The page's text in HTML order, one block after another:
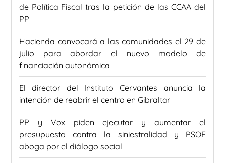
de Política Fiscal tras la petición de las CCAA del
PP
Hacienda convocará a las comunidades el 29 de
julio para abordar el nuevo modelo de
financiación autonómica
El director del Instituto Cervantes anuncia la
intención de reabrir el centro en Gibraltar
PP y Vox piden ejecutar y aumentar el
presupuesto contra la siniestralidad y PSOE
aboga por el diálogo social